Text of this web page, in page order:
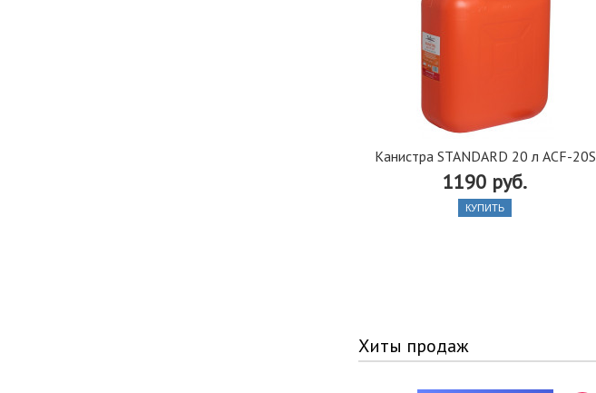
Канистра STANDARD 20 л ACF-20S
1190 руб.
КУПИТЬ
Хиты продаж